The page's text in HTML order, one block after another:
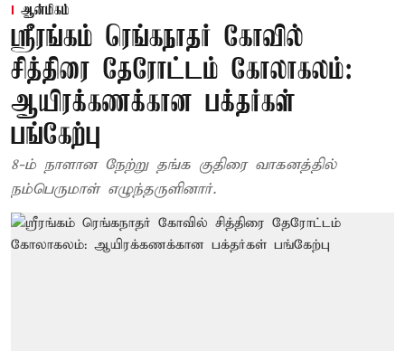
ஆன்மிகம்
ஸ்ரீரங்கம் ரெங்கநாதர் கோவில்
சித்திரை தேரோட்டம் கோலாகலம்:
ஆயிரக்கணக்கான பக்தர்கள்
பங்கேற்பு
8-ம் நாளான நேற்று தங்க குதிரை வாகனத்தில்
நம்பெருமாள் எழுந்தருளினார்.